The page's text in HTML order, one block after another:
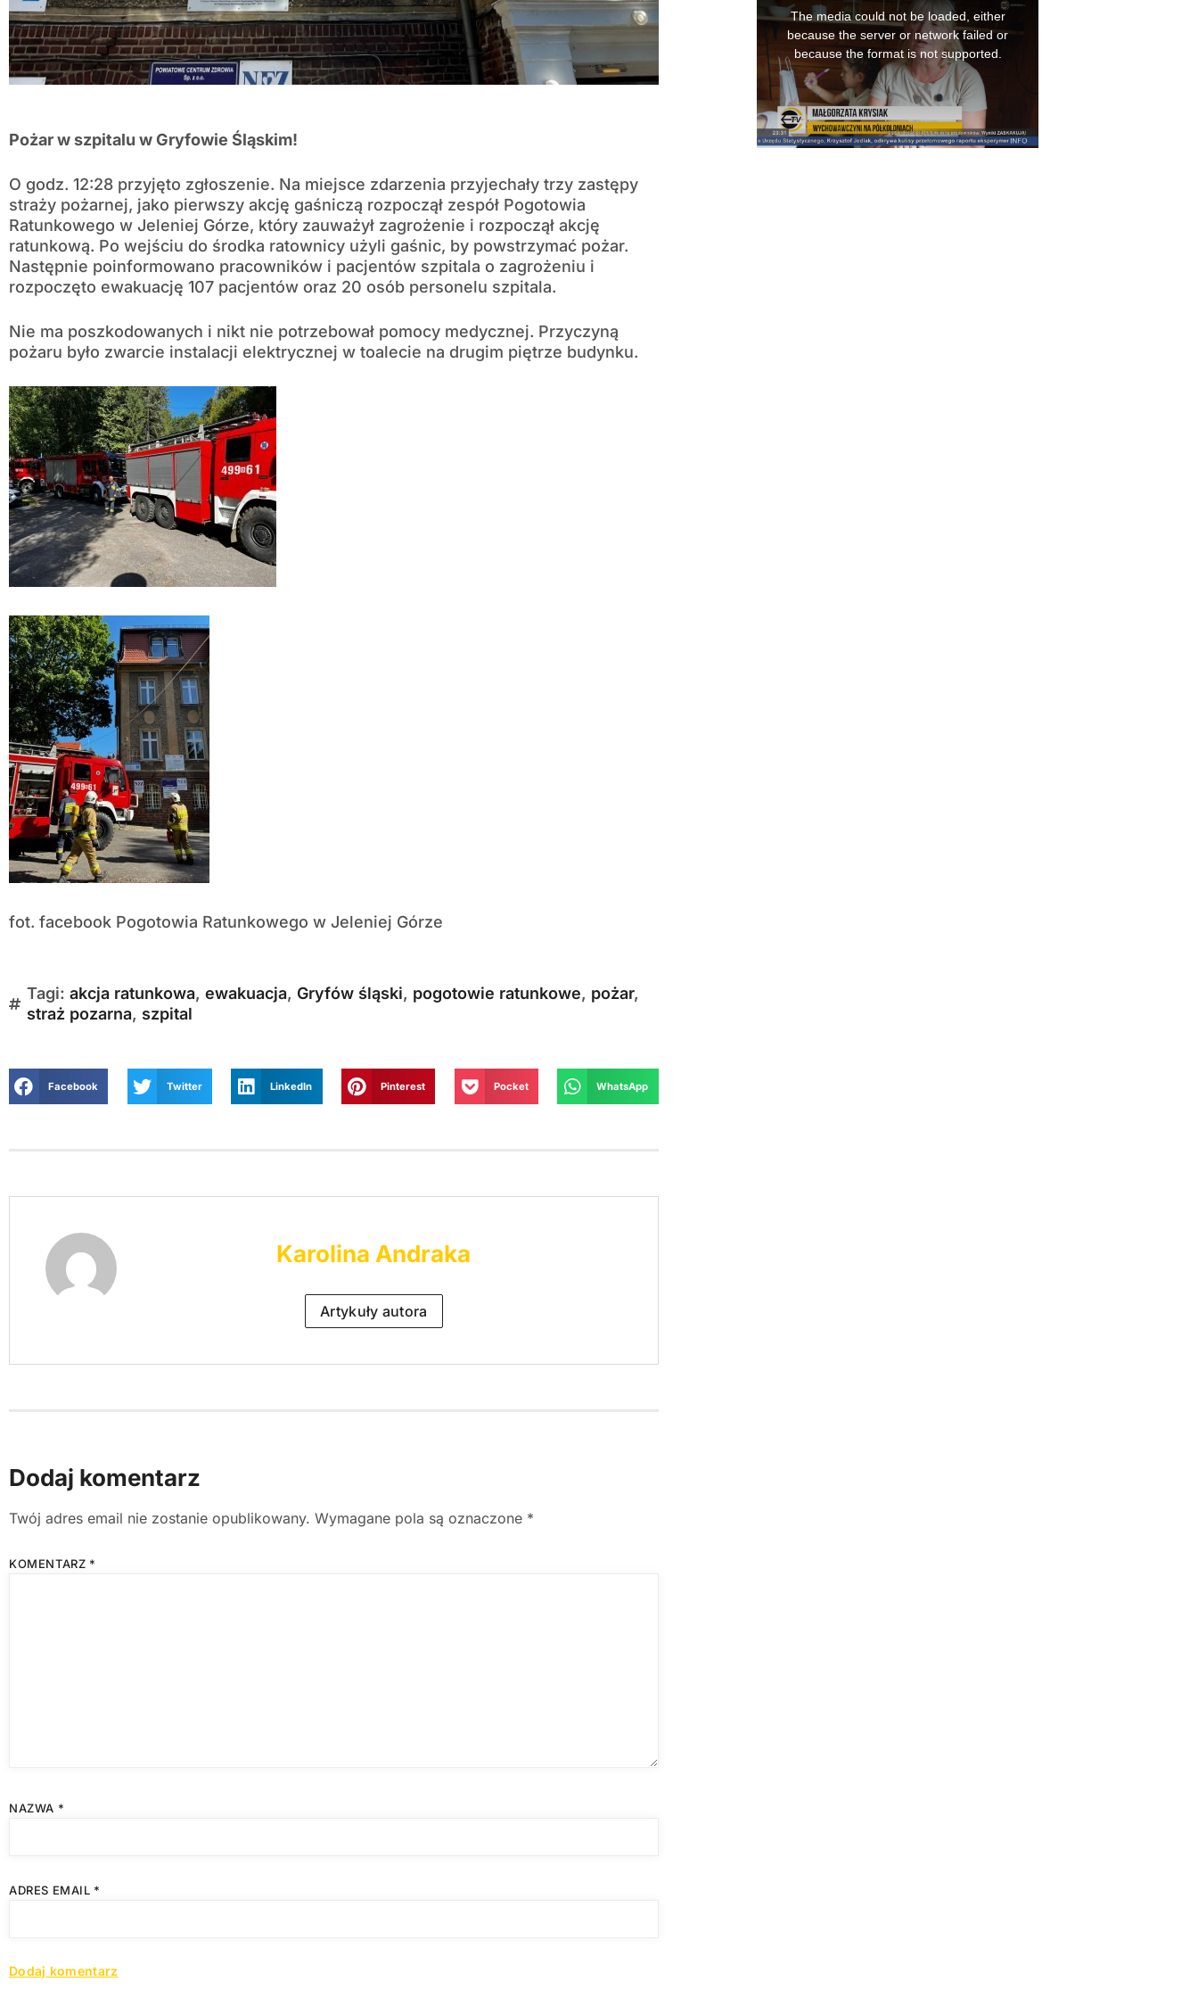
Pożar w szpitalu w Gryfowie Śląskim!
O godz. 12:28 przyjęto zgłoszenie. Na miejsce zdarzenia przyjechały trzy zastępy
straży pożarnej, jako pierwszy akcję gaśniczą rozpoczął zespół Pogotowia
Ratunkowego w Jeleniej Górze, który zauważył zagrożenie i rozpoczął akcję
ratunkową. Po wejściu do środka ratownicy użyli gaśnic, by powstrzymać pożar.
Następnie poinformowano pracowników i pacjentów szpitala o zagrożeniu i
rozpoczęto ewakuację 107 pacjentów oraz 20 osób personelu szpitala.
Nie ma poszkodowanych i nikt nie potrzebował pomocy medycznej. Przyczyną
pożaru było zwarcie instalacji elektrycznej w toalecie na drugim piętrze budynku.
fot. facebook Pogotowia Ratunkowego w Jeleniej Górze
Tagi: akcja ratunkowa, ewakuacja, Gryfów śląski, pogotowie ratunkowe, pożar,
straż pozarna, szpital
Facebook Twitter LinkedIn Pinterest Pocket WhatsApp
Karolina Andraka
Artykuły autora
Dodaj komentarz
Twój adres email nie zostanie opublikowany. Wymagane pola są oznaczone *
KOMENTARZ *
NAZWA *
ADRES EMAIL *